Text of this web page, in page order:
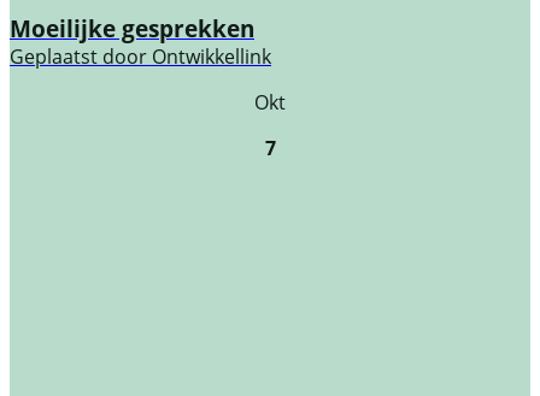
Moeilijke gesprekken
Geplaatst door Ontwikkellink
Okt
7